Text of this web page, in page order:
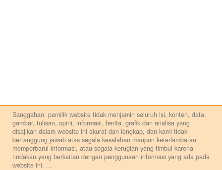
Sanggahan: pemilik website tidak menjamin seluruh isi, konten, data,
gambar, tulisan, opini, informasi, berita, grafik dan analisa yang
disajikan dalam website ini akurat dan lengkap, dan kami tidak
bertanggung jawab atas segala kesalahan maupun keterlambatan
memperbarui informasi, atau segala kerugian yang timbul karena
tindakan yang berkaitan dengan penggunaan informasi yang ada pada
website ini. ...